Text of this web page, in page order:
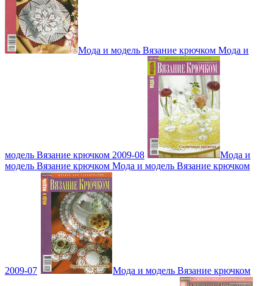
Мода и модель Вязание крючком Мода и
модель Вязание крючком 2009-08
Мода и
модель Вязание крючком Мода и модель Вязание крючком
2009-07 Мода и модель Вязание крючком